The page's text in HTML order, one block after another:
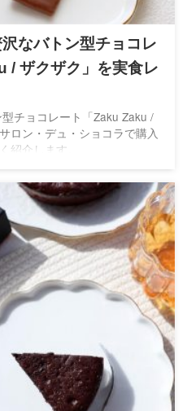
なバトン型チョコレ
/ ザクザク」を実食レ
チョコレート「Zaku Zaku /
ロン・デュ・ショコラで購入
紹介します。